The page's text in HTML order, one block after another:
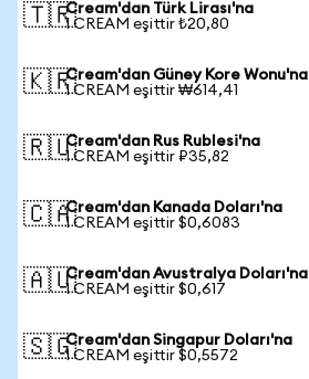
🇹🇷Cream'dan Türk Lirası'na
1 CREAM eşittir ₺20,80
🇰🇷Cream'dan Güney Kore Wonu'na
1 CREAM eşittir ₩614,41
🇷🇺Cream'dan Rus Rublesi'na
1 CREAM eşittir ₽35,82
🇨🇦Cream'dan Kanada Doları'na
1 CREAM eşittir $0,6083
🇦🇺Cream'dan Avustralya Doları'na
1 CREAM eşittir $0,617
🇸🇬Cream'dan Singapur Doları'na
1 CREAM eşittir $0,5572